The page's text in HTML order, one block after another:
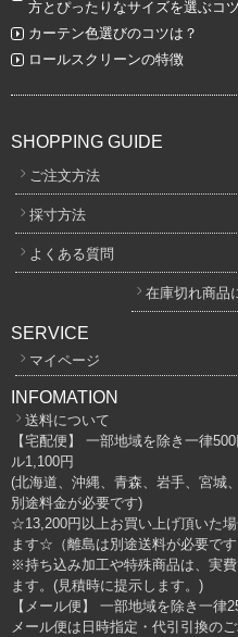
方とぴったりなサイズを選ぶコツ
カーテン色選びのコツは？
ロールスクリーンの特徴
SHOPPING GUIDE
ご注文方法
採寸方法
よくある質問
在庫切れ商品
SERVICE
マイページ
INFOMATION
送料について
【宅配便】 一部地域を除き一律
ル1,100円
(北海道、沖縄、青森、岩手、宮城
別途料金が必要です)
☆13,200円以上お買い上げ頂いた
ます☆（離島は別途送料が必要です
※持ち込み加工や特殊商品は、実
ます。(見積時に提示します。)
【メール便】 一部地域を除き一律
メール便は日時指定・代引引換の